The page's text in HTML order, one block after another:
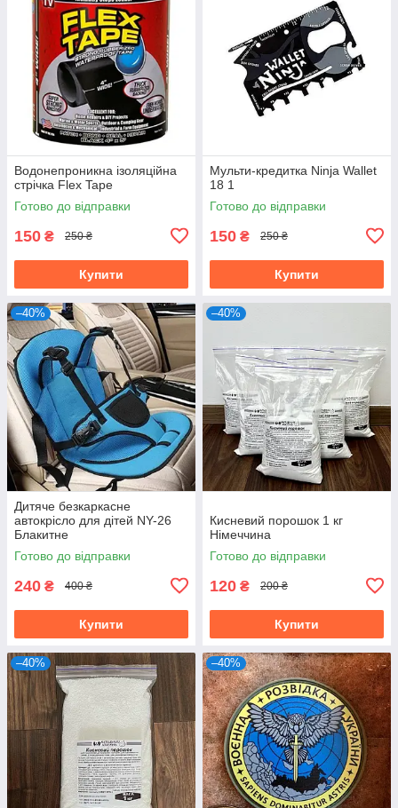
Водонепроникна ізоляційна
стрічка Flex Tape
Готово до відправки
150 ₴ 250 ₴
Купити
Мульти-кредитка Ninja Wallet
18 1
Готово до відправки
150 ₴ 250 ₴
Купити
–40%
Дитяче безкаркасне
автокрісло для дітей NY-26
Блакитне
Готово до відправки
240 ₴ 400 ₴
Купити
–40%
Кисневий порошок 1 кг
Німеччина
Готово до відправки
120 ₴ 200 ₴
Купити
–40% –40%